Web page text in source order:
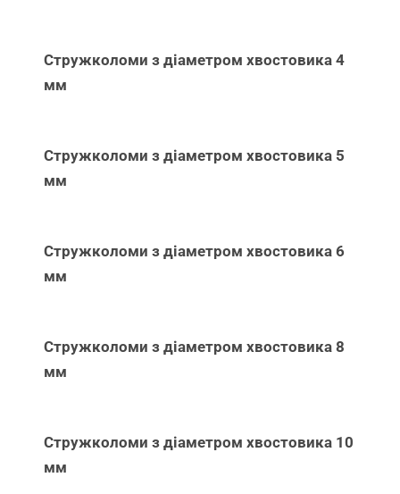
Стружколоми з діаметром хвостовика 4
мм
Стружколоми з діаметром хвостовика 5
мм
Стружколоми з діаметром хвостовика 6
мм
Стружколоми з діаметром хвостовика 8
мм
Стружколоми з діаметром хвостовика 10
мм